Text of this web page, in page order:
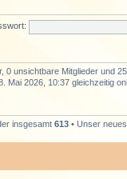
0 unsichtbare Mitglieder und
Mai 2026, 10:37 gleichzeitig
insgesamt 613 • Unser